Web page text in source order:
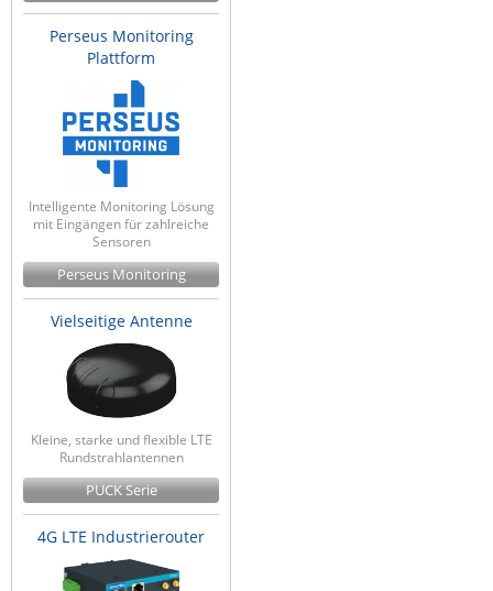
Perseus Monitoring
Plattform
Intelligente Monitoring Lösung
mit Eingängen für zahlreiche
Sensoren
Perseus Monitoring
Vielseitige Antenne
Kleine, starke und flexible LTE
Rundstrahlantennen
PUCK Serie
4G LTE Industrierouter